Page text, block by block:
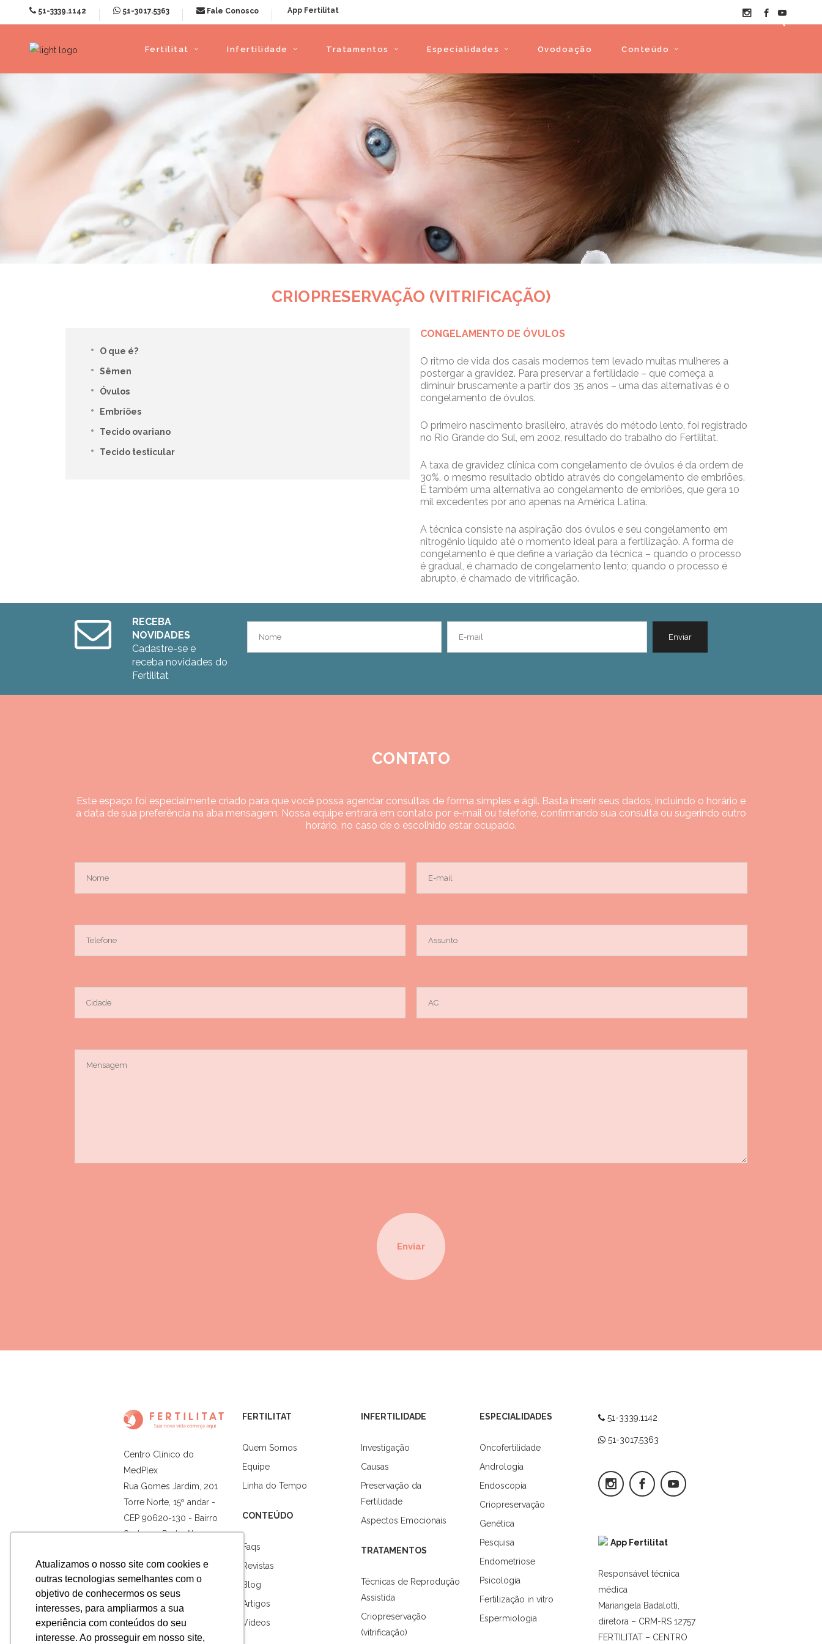
Atualizamos o nosso site com cookies e
outras tecnologias semelhantes com o
objetivo de conhecermos os seus
interesses, para ampliarmos a sua
experiência com conteúdos do seu
interesse. Ao prosseguir em nosso site,
51-3339.1142 51-3017.5363 Fale Conosco App Fertilitat
Fertilitat Infertilidade Tratamentos Especialidades Ovodoação Conteúdo
CRIOPRESERVAÇÃO (VITRIFICAÇÃO)
O que é?
Sêmen
Óvulos
Embriões
Tecido ovariano
Tecido testicular
CONGELAMENTO DE ÓVULOS
O ritmo de vida dos casais modernos tem levado muitas mulheres a
postergar a gravidez. Para preservar a fertilidade – que começa a
diminuir bruscamente a partir dos 35 anos – uma das alternativas é o
congelamento de óvulos.
O primeiro nascimento brasileiro, através do método lento, foi registrado
no Rio Grande do Sul, em 2002, resultado do trabalho do Fertilitat.
A taxa de gravidez clínica com congelamento de óvulos é da ordem de
30%, o mesmo resultado obtido através do congelamento de embriões.
É também uma alternativa ao congelamento de embriões, que gera 10
mil excedentes por ano apenas na América Latina.
A técnica consiste na aspiração dos óvulos e seu congelamento em
nitrogênio líquido até o momento ideal para a fertilização. A forma de
congelamento é que define a variação da técnica – quando o processo
é gradual, é chamado de congelamento lento; quando o processo é
abrupto, é chamado de vitrificação.
RECEBA
NOVIDADES
Cadastre-se e
receba novidades do
Fertilitat
CONTATO
Este espaço foi especialmente criado para que você possa agendar consultas de forma simples e ágil. Basta inserir seus dados, incluindo o horário e
a data de sua preferência na aba mensagem. Nossa equipe entrará em contato por e-mail ou telefone, confirmando sua consulta ou sugerindo outro
horário, no caso de o escolhido estar ocupado.
Centro Clínico do
MedPlex
Rua Gomes Jardim, 201
Torre Norte, 15º andar -
CEP 90620-130 - Bairro
Santana - Porto Alegre -
Horário de Atendimento
De segunda à sexta: 7h
às 18h
Sábado: 8h às 12h
FERTILITAT
Quem Somos
Equipe
Linha do Tempo
CONTEÚDO
Faqs
Revistas
Blog
Artigos
Vídeos
INFERTILIDADE
Investigação
Causas
Preservação da
Fertilidade
Aspectos Emocionais
TRATAMENTOS
Técnicas de Reprodução
Assistida
Criopreservação
(vitrificação)
ESPECIALIDADES
Oncofertilidade
Andrologia
Endoscopia
Criopreservação
Genética
Pesquisa
Endometriose
Psicologia
Fertilização in vitro
Espermiologia
51-3339.1142
51-3017.5363
App Fertilitat
Responsável técnica
médica
Mariangela Badalotti,
diretora – CRM-RS 12757
FERTILITAT – CENTRO